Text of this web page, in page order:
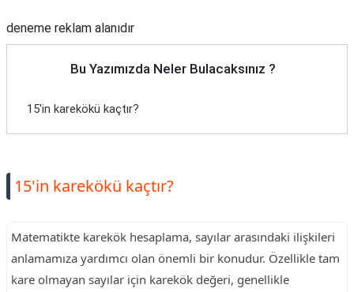
deneme reklam alanıdır
Bu Yazımızda Neler Bulacaksınız ?
15'in karekökü kaçtır?
15'in karekökü kaçtır?
Matematikte karekök hesaplama, sayılar arasındaki ilişkileri
anlamamıza yardımcı olan önemli bir konudur. Özellikle tam
kare olmayan sayılar için karekök değeri, genellikle